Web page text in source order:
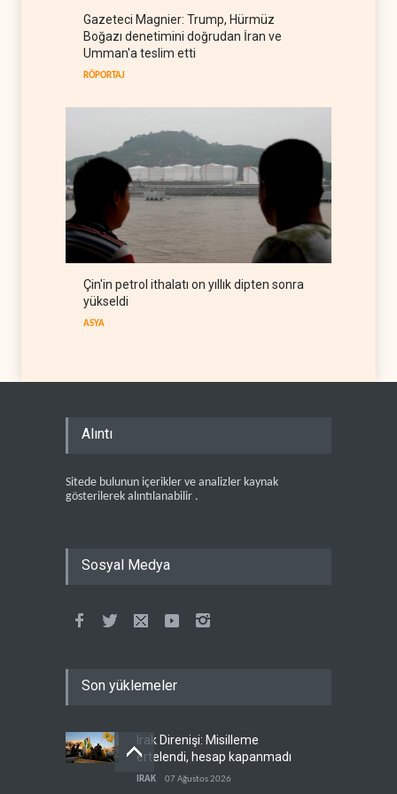
petrol ithalatını 40 yıl sonra
ilk kez durdurdu
BATI YARIM KÜRE
Gazeteci Magnier: Trump, Hürmüz
Boğazı denetimini doğrudan İran ve
Umman'a teslim etti
RÖPORTAJ
Çin'in petrol ithalatı on yıllık dipten sonra
yükseldi
ASYA
Alıntı
Sitede bulunun içerikler ve analizler kaynak
gösterilerek alıntılanabilir .
Sosyal Medya
Son yüklemeler
Irak Direnişi: Misilleme
ertelendi, hesap kapanmadı
IRAK 07 Ağustos 2026